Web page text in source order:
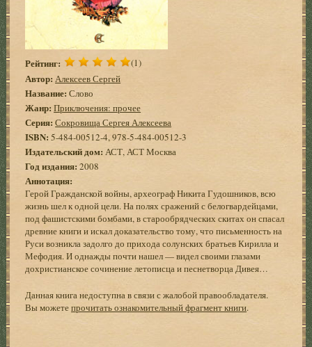
Рейтинг: (1)
Автор: Алексеев Сергей
Название: Слово
Жанр: Приключения: прочее
Серия: Сокровища Сергея Алексеева
ISBN: 5-484-00512-4, 978-5-484-00512-3
Издательский дом: АСТ, АСТ Москва
Год издания: 2008
Аннотация:
Герой Гражданской войны, археограф Никита Гудошников, всю
жизнь шел к одной цели. На полях сражений с белогвардейцами,
под фашистскими бомбами, в старообрядческих скитах он спасал
древние книги и искал доказательство тому, что письменность на
Руси возникла задолго до прихода солунских братьев Кирилла и
Мефодия. И однажды почти нашел — видел своими глазами
дохристианское сочинение летописца и песнетворца Дивея…
Данная книга недоступна в связи с жалобой правообладателя.
Вы можетепрочитать ознакомительный фрагмент книги.